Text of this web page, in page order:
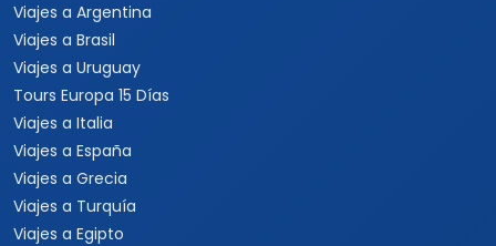
Viajes a Argentina
Viajes a Brasil
Viajes a Uruguay
Tours Europa 15 Días
Viajes a Italia
Viajes a España
Viajes a Grecia
Viajes a Turquía
Viajes a Egipto